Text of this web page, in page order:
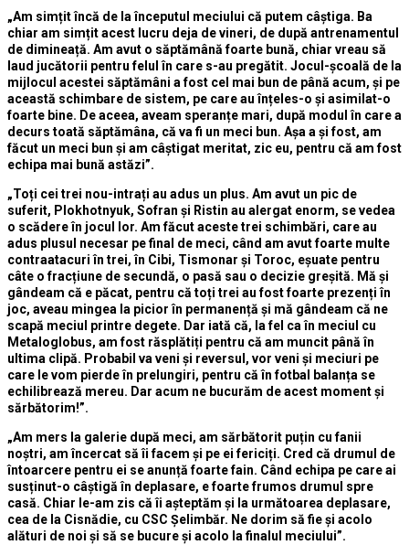
„Am simțit încă de la începutul meciului că putem câștiga. Ba
chiar am simțit acest lucru deja de vineri, de după antrenamentul
de dimineață. Am avut o săptămână foarte bună, chiar vreau să
laud jucătorii pentru felul în care s-au pregătit. Jocul-școală de la
mijlocul acestei săptămâni a fost cel mai bun de până acum, și pe
această schimbare de sistem, pe care au înțeles-o și asimilat-o
foarte bine. De aceea, aveam speranțe mari, după modul în care a
decurs toată săptămâna, că va fi un meci bun. Așa a și fost, am
făcut un meci bun și am câștigat meritat, zic eu, pentru că am fost
echipa mai bună astăzi”.
„Toți cei trei nou-intrați au adus un plus. Am avut un pic de
suferit, Plokhotnyuk, Sofran și Ristin au alergat enorm, se vedea
o scădere în jocul lor. Am făcut aceste trei schimbări, care au
adus plusul necesar pe final de meci, când am avut foarte multe
contraatacuri în trei, în Cibi, Tismonar și Toroc, eșuate pentru
câte o fracțiune de secundă, o pasă sau o decizie greșită. Mă și
gândeam că e păcat, pentru că toți trei au fost foarte prezenți în
joc, aveau mingea la picior în permanență și mă gândeam că ne
scapă meciul printre degete. Dar iată că, la fel ca în meciul cu
Metaloglobus, am fost răsplătiți pentru că am muncit până în
ultima clipă. Probabil va veni și reversul, vor veni și meciuri pe
care le vom pierde în prelungiri, pentru că în fotbal balanța se
echilibrează mereu. Dar acum ne bucurăm de acest moment și
sărbătorim!”.
„Am mers la galerie după meci, am sărbătorit puțin cu fanii
noștri, am încercat să îi facem și pe ei fericiți. Cred că drumul de
întoarcere pentru ei se anunță foarte fain. Când echipa pe care ai
susținut-o câștigă în deplasare, e foarte frumos drumul spre
casă. Chiar le-am zis că îi așteptăm și la următoarea deplasare,
cea de la Cisnădie, cu CSC Șelimbăr. Ne dorim să fie și acolo
alături de noi și să se bucure și acolo la finalul meciului”.